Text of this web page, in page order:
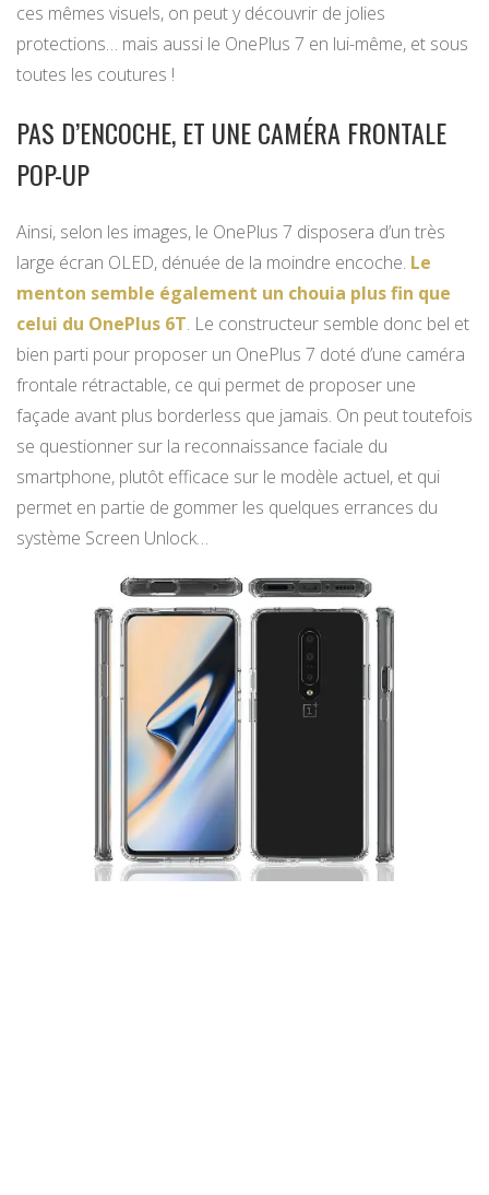
ces mêmes visuels, on peut y découvrir de jolies
protections… mais aussi le OnePlus 7 en lui-même, et sous
toutes les coutures !
PAS D’ENCOCHE, ET UNE CAMÉRA FRONTALE
POP-UP
Ainsi, selon les images, le OnePlus 7 disposera d’un très
large écran OLED, dénuée de la moindre encoche. Le
menton semble également un chouia plus fin que
celui du OnePlus 6T. Le constructeur semble donc bel et
bien parti pour proposer un OnePlus 7 doté d’une caméra
frontale rétractable, ce qui permet de proposer une
façade avant plus borderless que jamais. On peut toutefois
se questionner sur la reconnaissance faciale du
smartphone, plutôt efficace sur le modèle actuel, et qui
permet en partie de gommer les quelques errances du
système Screen Unlock…